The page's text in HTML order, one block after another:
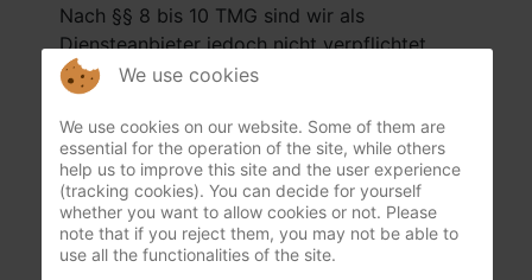
Nach §§ 8 bis 10 TMG sind wir als
Diensteanbieter jedoch nicht verpflichtet,
übermittelte oder gespeicherte fremde
Informationen zu überwachen oder nach
Umständen zu forschen, die auf eine
rechtswidrige Tätigkeit hinweisen.
Verpflichtungen zur Entfernung oder
Sperrung der Nutzung von Informationen
nach den allgemeinen Gesetzen bleiben
We use cookies
We use cookies on our website. Some of them are
essential for the operation of the site, while others
help us to improve this site and the user experience
(tracking cookies). You can decide for yourself
whether you want to allow cookies or not. Please
note that if you reject them, you may not be able to
use all the functionalities of the site.